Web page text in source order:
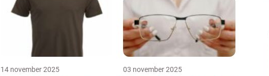
14 november 2025 03 november 2025